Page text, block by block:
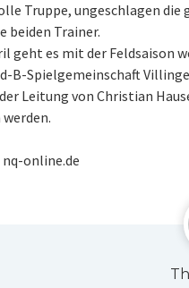
Truppe, ungeschlagen die
beiden Trainer.
geht es mit der Feldsaison
B-Spielgemeinschaft
Leitung von Christian
online.de